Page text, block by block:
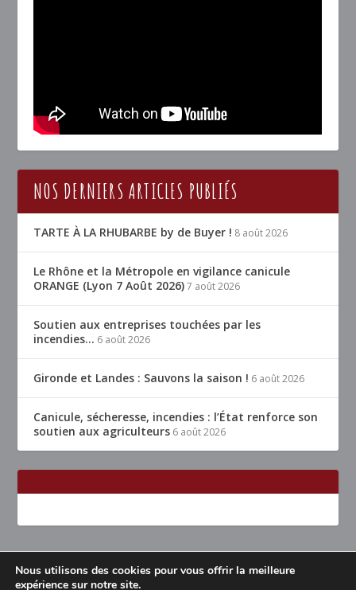
NOS DERNIERS ARTICLES PUBLIÉS
TARTE À LA RHUBARBE by de Buyer ! 8 août 2026
Le Rhône et la Métropole en vigilance canicule
ORANGE (Lyon 7 Août 2026) 7 août 2026
Soutien aux entreprises touchées par les
incendies… 6 août 2026
Gironde et Landes : Sauvons la saison ! 6 août 2026
Canicule, sécheresse, incendies : l’État renforce son
soutien aux agriculteurs 6 août 2026
Conçu parElegant Themes | Propulsé parWordPress
Nous utilisons des cookies pour vous offrir la meilleure
expérience sur notre site.